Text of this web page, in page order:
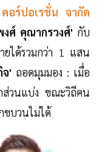
อร์ปอเรชั่น จากัด
ศ์ คุณากรวงศ์' กับ
ยได้รวมกว่า 1 แสน
จ' ถอดมุมมอง : เมื่อ
ส่วนแบ่ง ขณะวิถีคน
ขบวนไม่ได้